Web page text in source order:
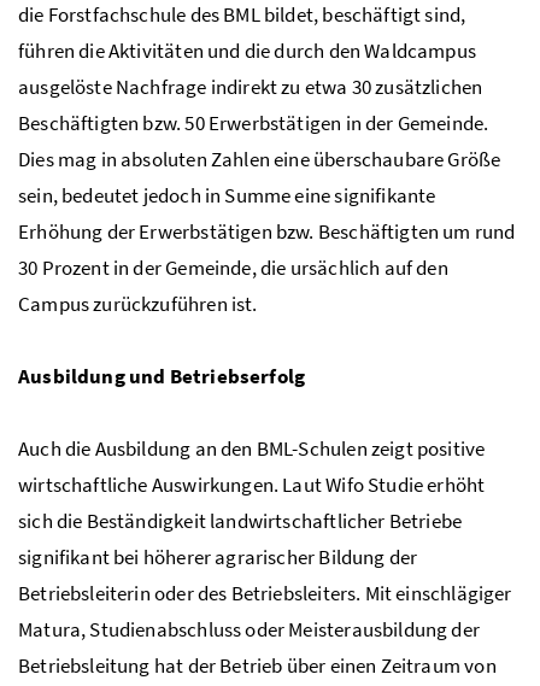
die Forstfachschule desBMLbildet, beschäftigt sind,
führen die Aktivitäten und die durch den Waldcampus
ausgelöste Nachfrage indirekt zu etwa 30 zusätzlichen
Beschäftigten bzw.50 Erwerbstätigen in der Gemeinde.
Dies mag in absoluten Zahlen eine überschaubare Größe
sein, bedeutet jedoch in Summe eine signifikante
Erhöhung der Erwerbstätigen bzw. Beschäftigten um rund
30 Prozent in der Gemeinde, die ursächlich auf den
Campus zurückzuführen ist.
Ausbildung und Betriebserfolg
Auch die Ausbildung an den BML-Schulen zeigt positive
wirtschaftliche Auswirkungen. LautWifoStudie erhöht
sich die Beständigkeit landwirtschaftlicher Betriebe
signifikant bei höherer agrarischer Bildung der
Betriebsleiterin oder des Betriebsleiters. Mit einschlägiger
Matura, Studienabschluss oder Meisterausbildung der
Betriebsleitung hat der Betrieb über einen Zeitraum von